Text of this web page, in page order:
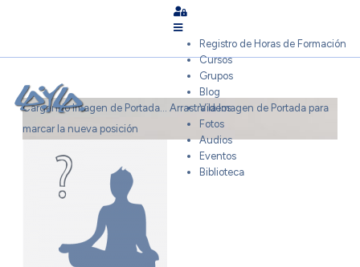
Sign In
Registro de Horas de Formación
Cursos
Grupos
Blog
Videos
Fotos
Audios
Eventos
Biblioteca
Cargando Imagen de Portada... Arrastra la Imagen de Portada para
marcar la nueva posición